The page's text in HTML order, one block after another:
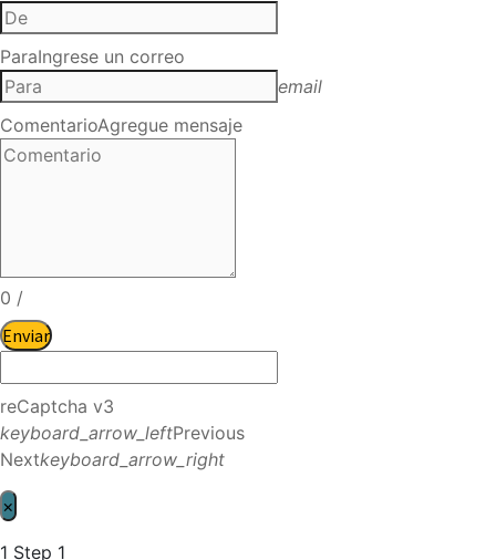
ParaIngrese un correo
email
ComentarioAgregue mensaje
0 /
Enviar
reCaptcha v3
keyboard_arrow_leftPrevious
Nextkeyboard_arrow_right
×
1 Step 1